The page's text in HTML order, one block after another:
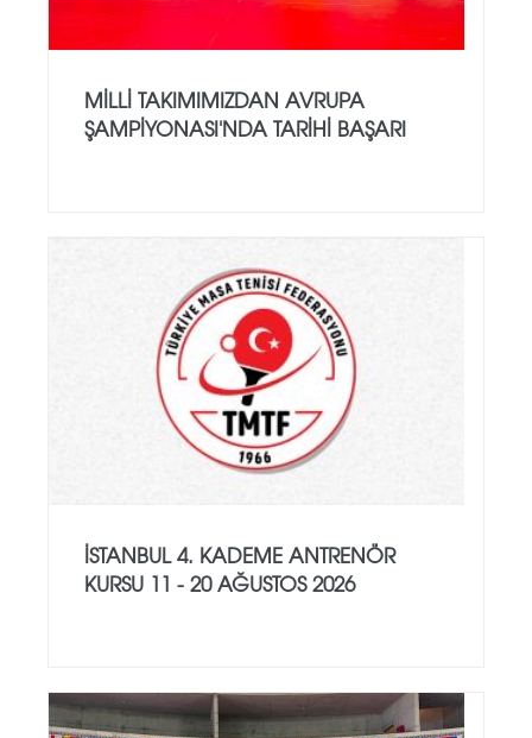
MILLI TAKIMIMIZDAN AVRUPA
ŞAMPIYONASI'NDA TARIHI BAŞARI
İSTANBUL 4. KADEME ANTRENÖR
KURSU 11 - 20 AĞUSTOS 2026